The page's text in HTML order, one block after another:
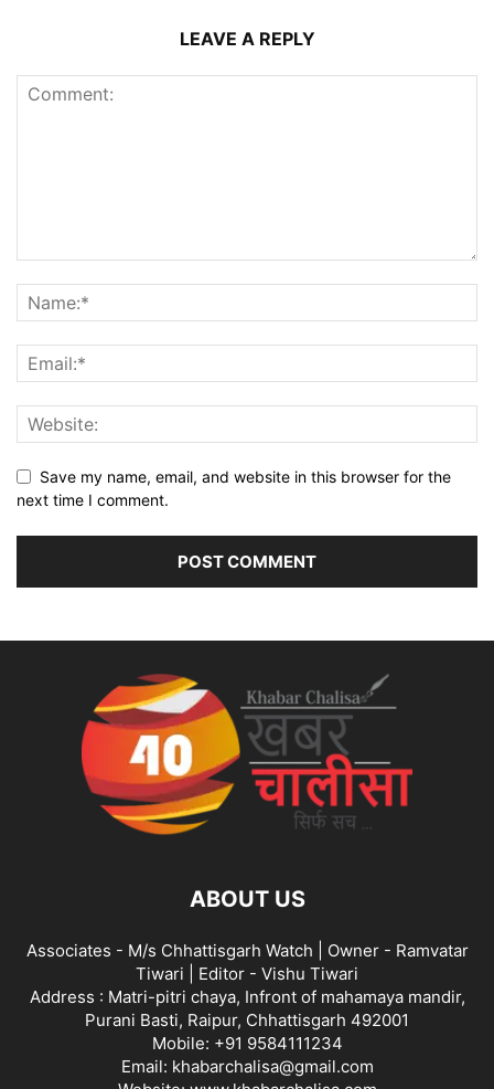
LEAVE A REPLY
Save my name, email, and website in this browser for the
next time I comment.
ABOUT US
Associates - M/s Chhattisgarh Watch | Owner - Ramvatar
Tiwari | Editor - Vishu Tiwari
Address : Matri-pitri chaya, Infront of mahamaya mandir,
Purani Basti, Raipur, Chhattisgarh 492001
Mobile: +91 9584111234
Email: khabarchalisa@gmail.com